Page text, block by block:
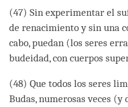
(47) Sin experimentar el
de renacimiento y sin una
cabo, puedan (los seres
budeidad, con cuerpos
(48) Que todos los seres
Budas, numerosas veces